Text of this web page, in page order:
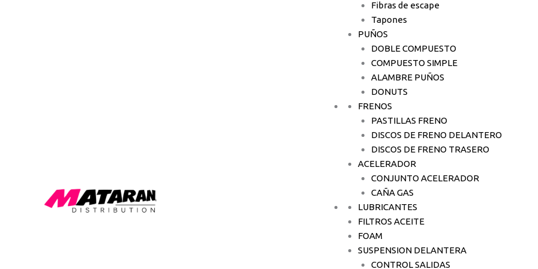
Fibras de escape
Tapones
PUÑOS
DOBLE COMPUESTO
COMPUESTO SIMPLE
ALAMBRE PUÑOS
DONUTS
FRENOS
PASTILLAS FRENO
DISCOS DE FRENO DELANTERO
DISCOS DE FRENO TRASERO
ACELERADOR
CONJUNTO ACELERADOR
CAÑA GAS
LUBRICANTES
FILTROS ACEITE
FOAM
SUSPENSION DELANTERA
CONTROL SALIDAS